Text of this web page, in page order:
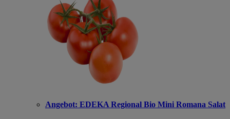
Angebot: EDEKA Regional Bio Mini Romana Salat